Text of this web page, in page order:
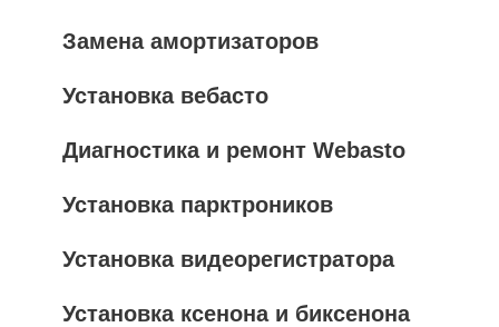
Замена амортизаторов
Установка вебасто
Диагностика и ремонт Webasto
Установка парктроников
Установка видеорегистратора
Установка ксенона и биксенона